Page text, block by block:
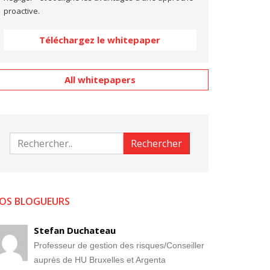
proactive.
Téléchargez le whitepaper
All whitepapers
Rechercher Rechercher
BLOGUEURS
Stefan Duchateau
Professeur de gestion des risques/Conseiller
auprès de HU Bruxelles et Argenta